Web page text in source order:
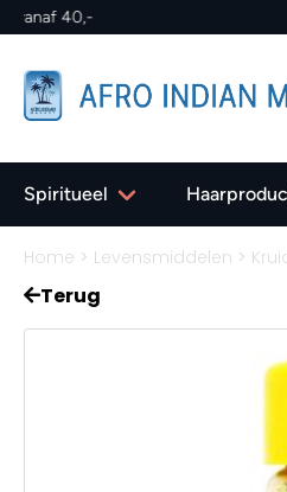
Spiritueel
Home > Levensmiddelen >
Terug